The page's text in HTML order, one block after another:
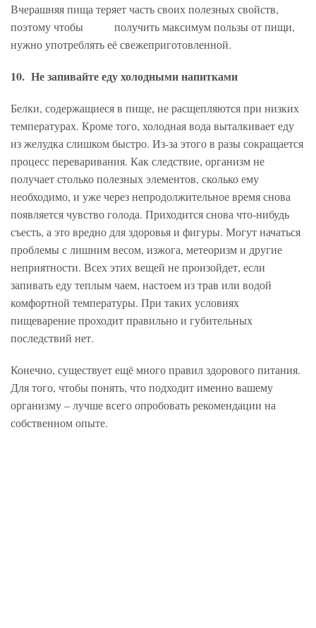
Вчерашняя пища теряет часть своих полезных свойств,
поэтому чтобы получить максимум пользы от пищи,
нужно употреблять её свежеприготовленной.
10. Не запивайте еду холодными напитками
Белки, содержащиеся в пище, не расщепляются при низких
температурах. Кроме того, холодная вода выталкивает еду
из желудка слишком быстро. Из-за этого в разы сокращается
процесс переваривания. Как следствие, организм не
получает столько полезных элементов, сколько ему
необходимо, и уже через непродолжительное время снова
появляется чувство голода. Приходится снова что-нибудь
съесть, а это вредно для здоровья и фигуры. Могут начаться
проблемы с лишним весом, изжога, метеоризм и другие
неприятности. Всех этих вещей не произойдет, если
запивать еду теплым чаем, настоем из трав или водой
комфортной температуры. При таких условиях
пищеварение проходит правильно и губительных
последствий нет.
Конечно, существует ещё много правил здорового питания.
Для того, чтобы понять, что подходит именно вашему
организму – лучше всего опробовать рекомендации на
собственном опыте.